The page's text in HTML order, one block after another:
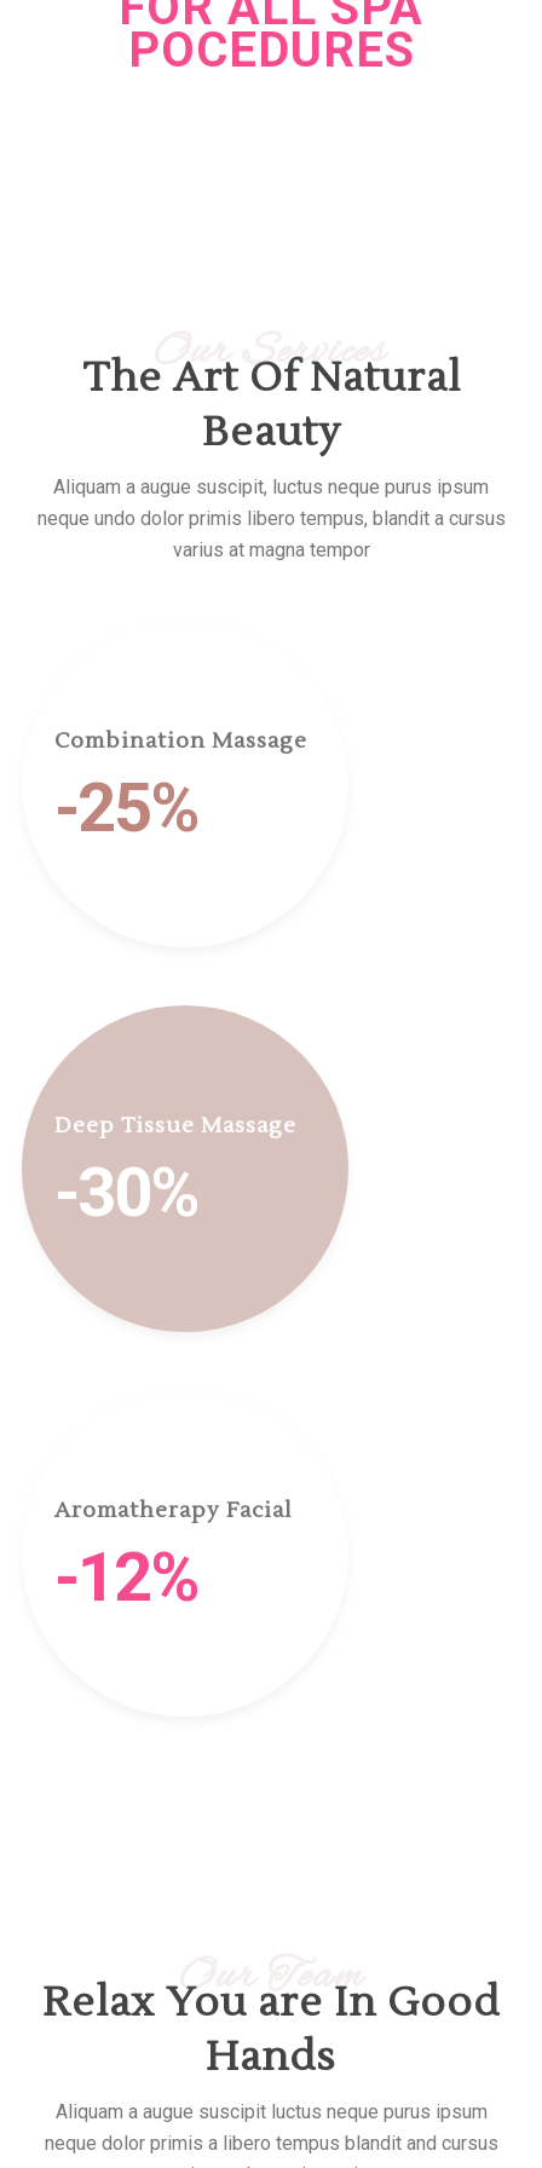
POCEDURES
Our Services
The Art Of Natural
Beauty
Aliquam a augue suscipit, luctus neque purus ipsum
neque undo dolor primis libero tempus, blandit a cursus
varius at magna tempor
Combination Massage
-25%
Deep Tissue Massage
-30%
Aromatherapy Facial
-12%
Our Team
Relax You are In Good
Hands
Aliquam a augue suscipit luctus neque purus ipsum
neque dolor primis a libero tempus blandit and cursus